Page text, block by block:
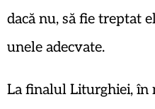
dacă nu, să fie treptat
unele adecvate.
La finalul Liturghiei, în